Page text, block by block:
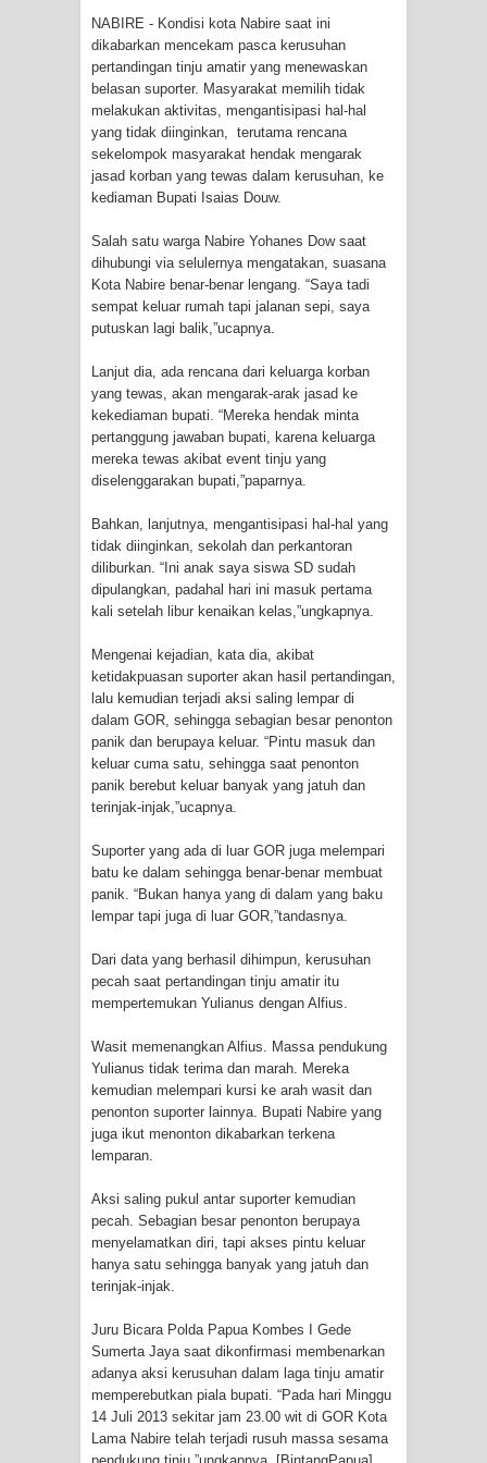
Jalani Sidang BP4R di Jayapura
Kapolresta Jayapura Kota
Mengapresiasi Antusiasme Warga
Saat Nonton Bareng Final Piala Dunia
2026 di Lapangan Karang PTC Entrop
Kebakaran Hanguskan Satu Rumah
di Kompleks Asrama Polisi Sorong
Profil Lengkap Papua Barat, Bumi
Cenderawasih di Ujung Barat Papua
Profil Lengkap Provinsi Papua, Bumi
Indonesia
Profil Lengkap Aceh, Provinsi
Istimewa di Ujung Sumatera
Lima Rumah Pribadi Terbakar Di
Hamadi Jayapura Selatan
Gempa M3,3 Guncang Nabire, BMKG
Mama-Mama Pasar Lama Sentani
Protes Tumpukan Sampah dengan
Menghambur ke Tengah Jalan
Hilangnya Agustina Ester Bonsapia
Marthen Medlama Sebut Pemprov
Mace
BRI Region 18 Jayapura Salurkan
Bantuan CSR untuk RS Bhayangkara
Polda Papua pada Peringatan Hari
Bhayangkara ke-80
Indonesia Turns Remote Papua
NABIRE - Kondisi kota Nabire saat ini
dikabarkan mencekam pasca kerusuhan
pertandingan tinju amatir yang menewaskan
belasan suporter. Masyarakat memilih tidak
melakukan aktivitas, mengantisipasi hal-hal
yang tidak diinginkan, terutama rencana
sekelompok masyarakat hendak mengarak
jasad korban yang tewas dalam kerusuhan, ke
kediaman Bupati Isaias Douw.
Salah satu warga Nabire Yohanes Dow saat
dihubungi via selulernya mengatakan, suasana
Kota Nabire benar-benar lengang. “Saya tadi
sempat keluar rumah tapi jalanan sepi, saya
putuskan lagi balik,”ucapnya.
Lanjut dia, ada rencana dari keluarga korban
yang tewas, akan mengarak-arak jasad ke
kekediaman bupati. “Mereka hendak minta
pertanggung jawaban bupati, karena keluarga
mereka tewas akibat event tinju yang
diselenggarakan bupati,”paparnya.
Bahkan, lanjutnya, mengantisipasi hal-hal yang
tidak diinginkan, sekolah dan perkantoran
diliburkan. “Ini anak saya siswa SD sudah
dipulangkan, padahal hari ini masuk pertama
kali setelah libur kenaikan kelas,”ungkapnya.
Mengenai kejadian, kata dia, akibat
ketidakpuasan suporter akan hasil pertandingan,
lalu kemudian terjadi aksi saling lempar di
dalam GOR, sehingga sebagian besar penonton
panik dan berupaya keluar. “Pintu masuk dan
keluar cuma satu, sehingga saat penonton
panik berebut keluar banyak yang jatuh dan
terinjak-injak,”ucapnya.
Suporter yang ada di luar GOR juga melempari
batu ke dalam sehingga benar-benar membuat
panik. “Bukan hanya yang di dalam yang baku
lempar tapi juga di luar GOR,”tandasnya.
Dari data yang berhasil dihimpun, kerusuhan
pecah saat pertandingan tinju amatir itu
mempertemukan Yulianus dengan Alfius.
Wasit memenangkan Alfius. Massa pendukung
Yulianus tidak terima dan marah. Mereka
kemudian melempari kursi ke arah wasit dan
penonton suporter lainnya. Bupati Nabire yang
juga ikut menonton dikabarkan terkena
lemparan.
Aksi saling pukul antar suporter kemudian
pecah. Sebagian besar penonton berupaya
menyelamatkan diri, tapi akses pintu keluar
hanya satu sehingga banyak yang jatuh dan
terinjak-injak.
Juru Bicara Polda Papua Kombes I Gede
Sumerta Jaya saat dikonfirmasi membenarkan
adanya aksi kerusuhan dalam laga tinju amatir
memperebutkan piala bupati. “Pada hari Minggu
14 Juli 2013 sekitar jam 23.00 wit di GOR Kota
Lama Nabire telah terjadi rusuh massa sesama